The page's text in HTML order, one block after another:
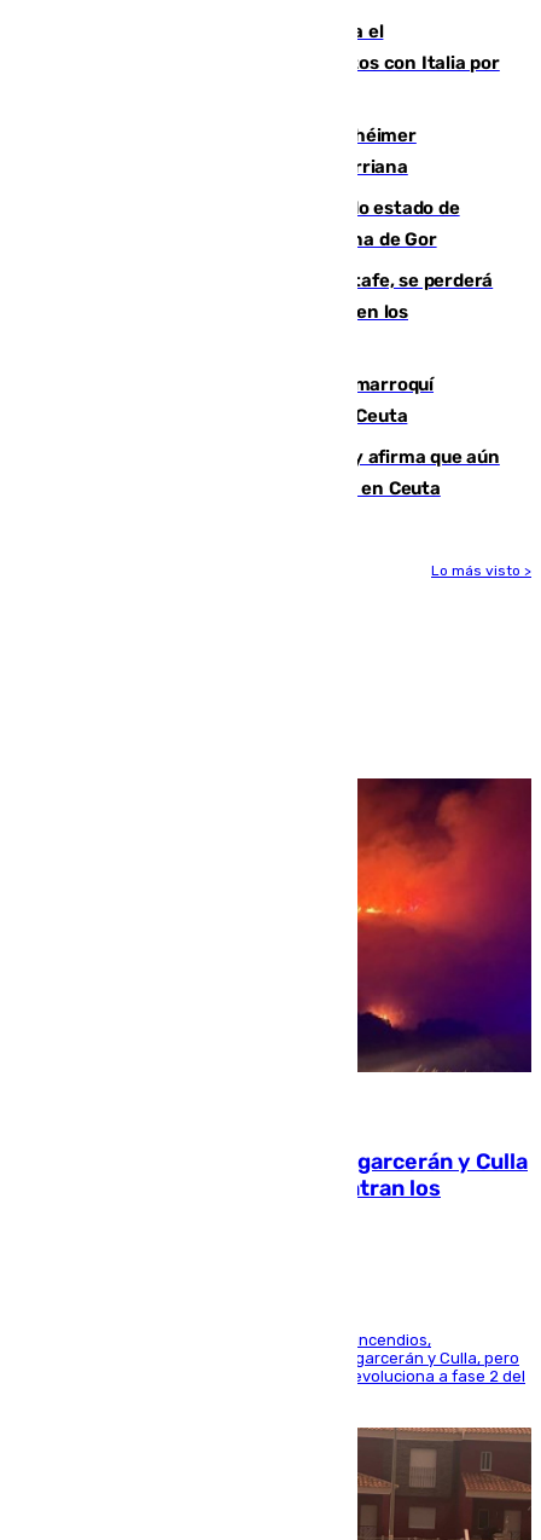
Marlaska notifica a la Unión Europea el
restablecimiento de controles fronterizos con Italia por
Hallan sin vida al granadino con Alzhéimer
desaparecido hace una semana en Churriana
Encuentran un cadáver en avanzado estado de
descomposición en la localidad granadina de Gor
Christantus Uche, delantero del Getafe, se perderá
toda la temporada por varias fracturas en los
Expulsado de España un ciudadano marroquí
condenado por allanar una vivienda en Ceuta
Vivas niega la versión del Gobierno y afirma que aún
quedan entre 8.000 y 11.000 migrantes en Ceuta
Lo más visto >
Incendios de Castellón: Sierra Engarcerán y Culla
evolucionan positivamente y centran los
La UME se suma al operativo de control de los incendios,
progresando adecuadamente los de Sierra Engarcerán y Culla, pero
centrando todo el empeño en el de Culla, que evoluciona a fase 2 del